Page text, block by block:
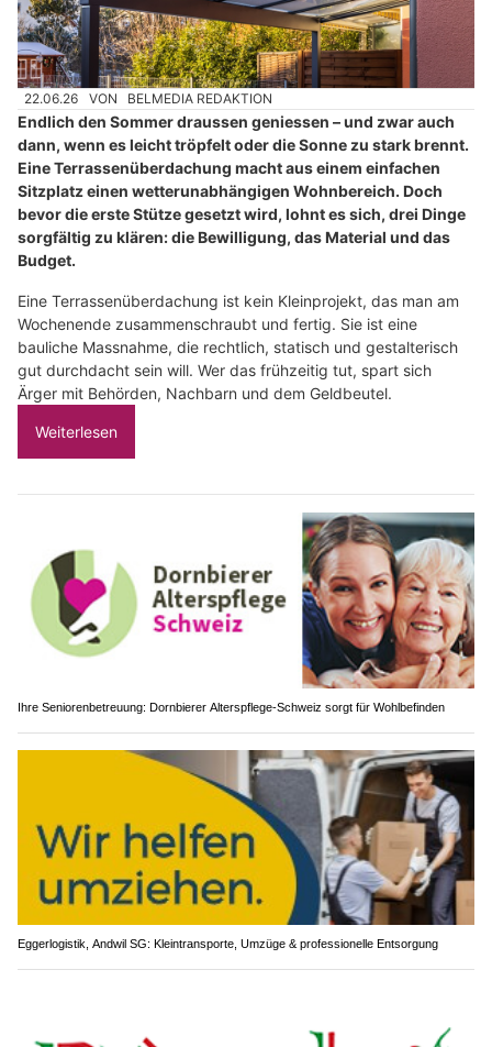
22.06.26 VON BELMEDIA REDAKTION
Endlich den Sommer draussen geniessen – und zwar auch
dann, wenn es leicht tröpfelt oder die Sonne zu stark brennt.
Eine Terrassenüberdachung macht aus einem einfachen
Sitzplatz einen wetterunabhängigen Wohnbereich. Doch
bevor die erste Stütze gesetzt wird, lohnt es sich, drei Dinge
sorgfältig zu klären: die Bewilligung, das Material und das
Budget.
Eine Terrassenüberdachung ist kein Kleinprojekt, das man am
Wochenende zusammenschraubt und fertig. Sie ist eine
bauliche Massnahme, die rechtlich, statisch und gestalterisch
gut durchdacht sein will. Wer das frühzeitig tut, spart sich
Ärger mit Behörden, Nachbarn und dem Geldbeutel.
Weiterlesen
Ihre Seniorenbetreuung: Dornbierer Alterspflege-Schweiz sorgt für Wohlbefinden
Eggerlogistik, Andwil SG: Kleintransporte, Umzüge & professionelle Entsorgung